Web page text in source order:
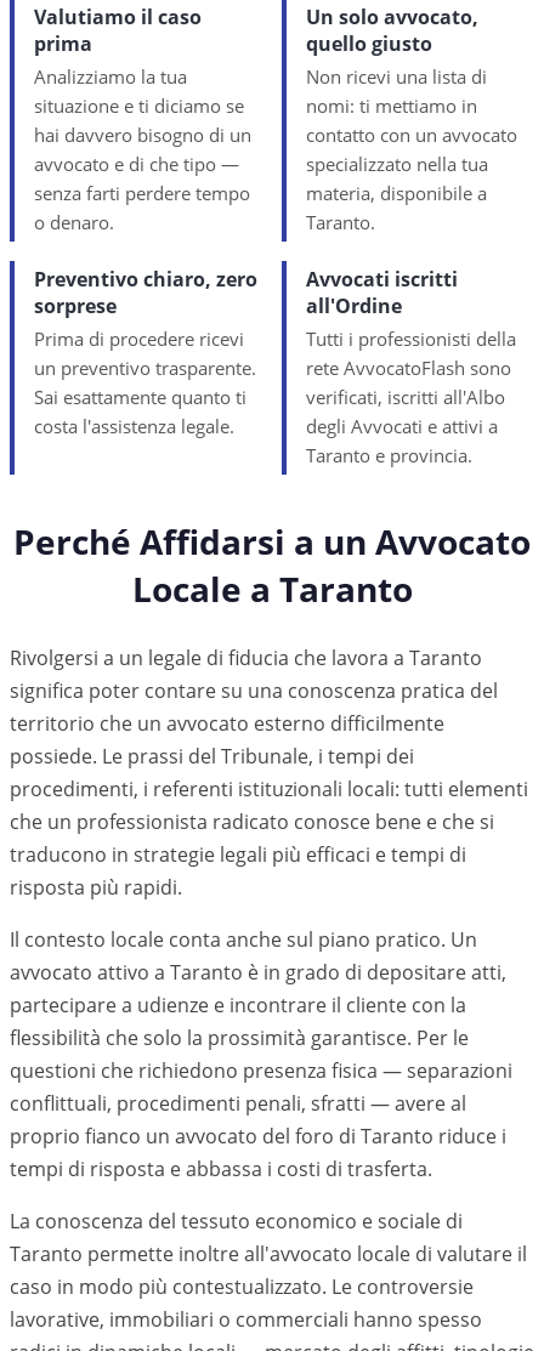
Valutiamo il caso
prima
Analizziamo la tua
situazione e ti diciamo se
hai davvero bisogno di un
avvocato e di che tipo —
senza farti perdere tempo
o denaro.
Un solo avvocato,
quello giusto
Non ricevi una lista di
nomi: ti mettiamo in
contatto con un avvocato
specializzato nella tua
materia, disponibile a
Taranto.
Preventivo chiaro, zero
sorprese
Prima di procedere ricevi
un preventivo trasparente.
Sai esattamente quanto ti
costa l'assistenza legale.
Avvocati iscritti
all'Ordine
Tutti i professionisti della
rete AvvocatoFlash sono
verificati, iscritti all'Albo
degli Avvocati e attivi a
Taranto e provincia.
Perché Affidarsi a un Avvocato
Locale a Taranto
Rivolgersi a un legale di fiducia che lavora a Taranto
significa poter contare su una conoscenza pratica del
territorio che un avvocato esterno difficilmente
possiede. Le prassi del Tribunale, i tempi dei
procedimenti, i referenti istituzionali locali: tutti elementi
che un professionista radicato conosce bene e che si
traducono in strategie legali più efficaci e tempi di
risposta più rapidi.
Il contesto locale conta anche sul piano pratico. Un
avvocato attivo a Taranto è in grado di depositare atti,
partecipare a udienze e incontrare il cliente con la
flessibilità che solo la prossimità garantisce. Per le
questioni che richiedono presenza fisica — separazioni
conflittuali, procedimenti penali, sfratti — avere al
proprio fianco un avvocato del foro di Taranto riduce i
tempi di risposta e abbassa i costi di trasferta.
La conoscenza del tessuto economico e sociale di
Taranto permette inoltre all'avvocato locale di valutare il
caso in modo più contestualizzato. Le controversie
lavorative, immobiliari o commerciali hanno spesso